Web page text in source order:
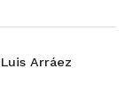
Arráez